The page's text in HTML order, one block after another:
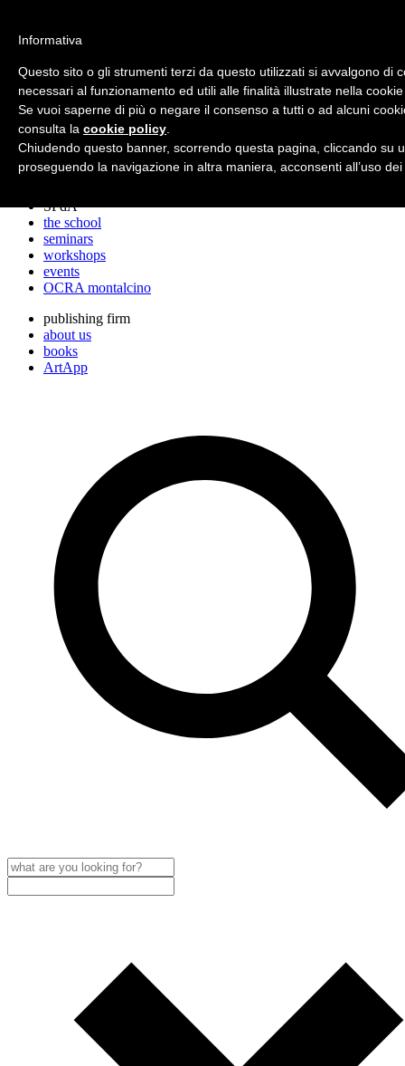
archos
the studio
projects
lectures
press cuttings
SPdA
the school
seminars
workshops
events
OCRA montalcino
publishing firm
about us
books
ArtApp
Informativa
Questo sito o gli strumenti terzi da questo utilizzati si avvalgono di
necessari al funzionamento ed utili alle finalità illustrate nella
Se vuoi saperne di più o negare il consenso a tutti o ad alcuni
consulta la cookie policy
Chiudendo questo banner, scorrendo questa pagina, cliccando su
proseguendo la navigazione in altra maniera, acconsenti all’uso